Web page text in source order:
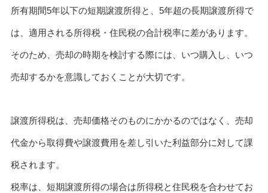
所有期間5年以下の短期譲渡所得と、5年超の長期譲渡所得で
は、適用される所得税・住民税の合計税率に差があります。
そのため、売却の時期を検討する際には、いつ購入し、いつ
売却するかを意識しておくことが大切です。
譲渡所得税は、売却価格そのものにかかるのではなく、売却
代金から取得費や譲渡費用を差し引いた利益部分に対して課
税されます。
税率は、短期譲渡所得の場合は所得税と住民税を合わせてお